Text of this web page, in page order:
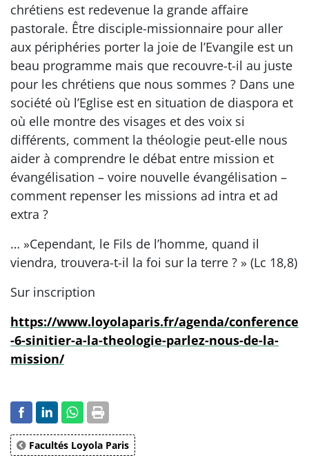
chrétiens est redevenue la grande affaire
pastorale. Être disciple-missionnaire pour aller
aux périphéries porter la joie de l’Evangile est un
beau programme mais que recouvre-t-il au juste
pour les chrétiens que nous sommes ? Dans une
société où l’Eglise est en situation de diaspora et
où elle montre des visages et des voix si
différents, comment la théologie peut-elle nous
aider à comprendre le débat entre mission et
évangélisation – voire nouvelle évangélisation –
comment repenser les missions ad intra et ad
extra ?
… »Cependant, le Fils de l’homme, quand il
viendra, trouvera-t-il la foi sur la terre ? » (Lc 18,8)
Sur inscription
https://www.loyolaparis.fr/agenda/conference
-6-sinitier-a-la-theologie-parlez-nous-de-la-
mission/
Facultés Loyola Paris